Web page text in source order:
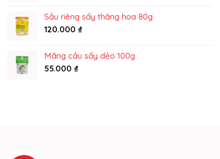
Sầu riêng sấy thăng hoa 80g
120.000 ₫
Mãng cầu sấy dẻo 100g
55.000 ₫